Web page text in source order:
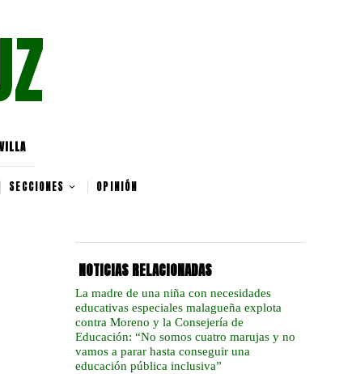
SECCIONES OPINIÓN
NOTICIAS RELACIONADAS
La madre de una niña con necesidades
educativas especiales malagueña explota
contra Moreno y la Consejería de
Educación: “No somos cuatro marujas y no
vamos a parar hasta conseguir una
educación pública inclusiva”